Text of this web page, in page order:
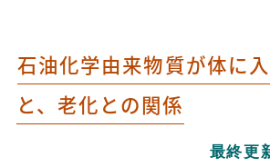
石油化学由来物質が体に
と、老化との関係
最終更